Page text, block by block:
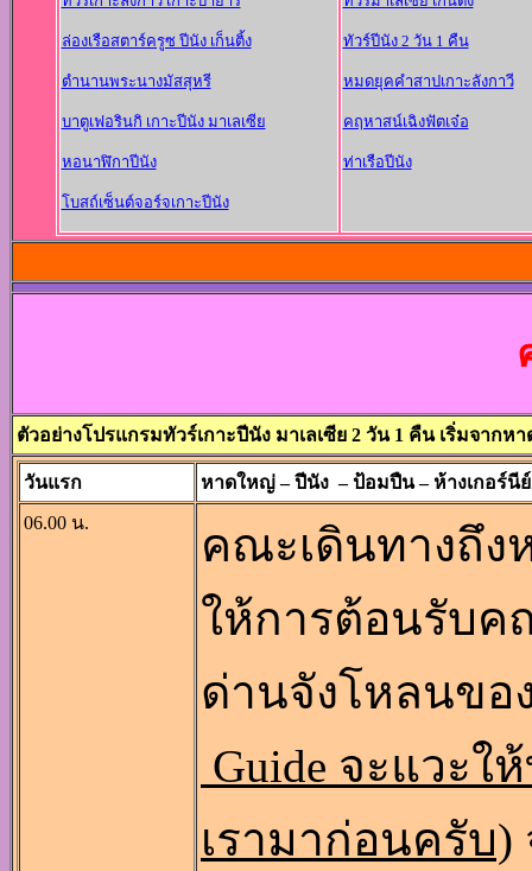
ล่องเรือสตาร์ครูซ ปีนัง เก็นติ้ง
ตำนานพระนางมัสสุหรี
บาตูเฟอรินกิ เกาะปีนัง มาเลเซีย
หอนาฬิกาปีนัง
โบสถ์เซ็นต์จอร์จเกาะปีนัง
ทัวร์ปีนัง 2 วัน 1 คืน
หมดยุคคำสาปเกาะลังกาวี
คฤหาสน์เฉิงฟัตเจ๋อ
ท่าเรือปีนัง
ตัวอย่างโปรแกรมทัวร์เกาะปีนัง มาเลเซีย 2 วัน 1 คืน เริ่มจากห
วันแรก
หาดใหญ่ – ปีนัง – ป้อมปืน – ห้างเกอร์นีย์
06.00 น.
คณะเดินทางถึง
ให้การต้อนรับค
ด่านจังโหลนขอ
Guide จะแวะ
เรามาก่อนครับ)